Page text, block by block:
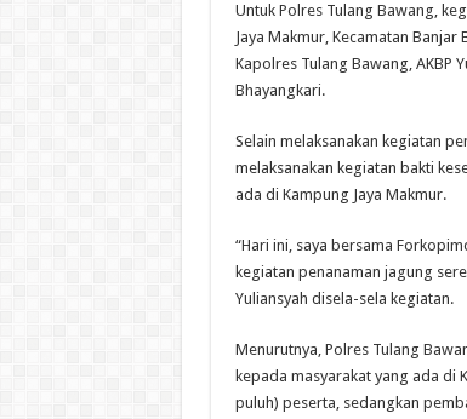
Untuk Polres Tulang Bawang,
Jaya Makmur, Kecamatan
Kapolres Tulang Bawang, AKBP
Bhayangkari.
Selain melaksanakan kegiatan
melaksanakan kegiatan bakti
ada di Kampung Jaya Makmur.
“Hari ini, saya bersama
kegiatan penanaman jagung
Yuliansyah disela-sela kegiatan.
Menurutnya, Polres Tulang
kepada masyarakat yang ada di
puluh) peserta, sedangkan